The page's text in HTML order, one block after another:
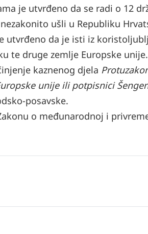
je utvrđeno da se radi o 12
ušli u Republiku
utvrđeno da je isti iz
te druge zemlje Europske
kaznenog djela
unije ili potpisnici
posavske.
o međunarodnoj i